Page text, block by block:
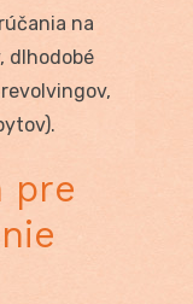
na
dlhodobé
pre